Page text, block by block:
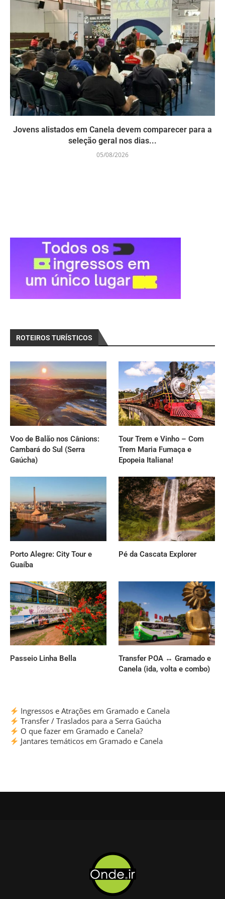
Jovens alistados em Canela devem comparecer para a
seleção geral nos dias...
05/08/2026
ROTEIROS TURÍSTICOS
Voo de Balão nos Cânions:
Cambará do Sul (Serra
Gaúcha)
Tour Trem e Vinho – Com
Trem Maria Fumaça e
Epopeia Italiana!
Porto Alegre: City Tour e
Guaíba
Pé da Cascata Explorer
Passeio Linha Bella
Transfer POA ↔ Gramado e
Canela (ida, volta e combo)
Ingressos e Atrações em Gramado e Canela
Transfer / Traslados para a Serra Gaúcha
O que fazer em Gramado e Canela?
Jantares temáticos em Gramado e Canela